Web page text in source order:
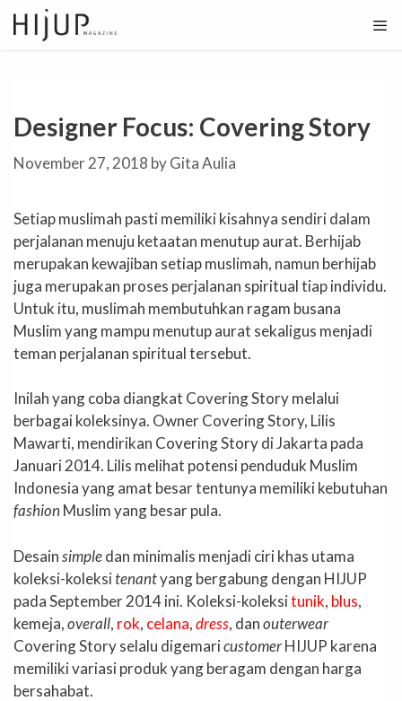
Skip
to
content
Designer Focus: Covering Story
November 27, 2018 byGita Aulia
Setiap muslimah pasti memiliki kisahnya sendiri dalam
perjalanan menuju ketaatan menutup aurat. Berhijab
merupakan kewajiban setiap muslimah, namun berhijab
juga merupakan proses perjalanan spiritual tiap individu.
Untuk itu, muslimah membutuhkan ragam busana
Muslim yang mampu menutup aurat sekaligus menjadi
teman perjalanan spiritual tersebut.
Inilah yang coba diangkat Covering Story melalui
berbagai koleksinya. Owner Covering Story, Lilis
Mawarti, mendirikan Covering Story di Jakarta pada
Januari 2014. Lilis melihat potensi penduduk Muslim
Indonesia yang amat besar tentunya memiliki kebutuhan
fashion Muslim yang besar pula.
Desainsimpledan minimalis menjadi ciri khas utama
koleksi-koleksitenantyang bergabung dengan HIJUP
pada September 2014 ini. Koleksi-koleksitunik, blus,
kemeja,overall, rok, celana,dress, danouterwear
Covering Story selalu digemaricustomerHIJUP karena
memiliki variasi produk yang beragam dengan harga
bersahabat.